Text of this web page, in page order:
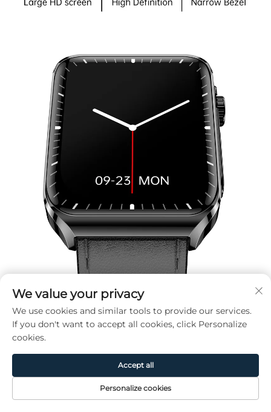
Page
Produit De CONTACT
We value your privacy
We use cookies and similar tools to provide our services.
If you don't want to accept all cookies, click Personalize
cookies.
Personalize cookies
Accept all